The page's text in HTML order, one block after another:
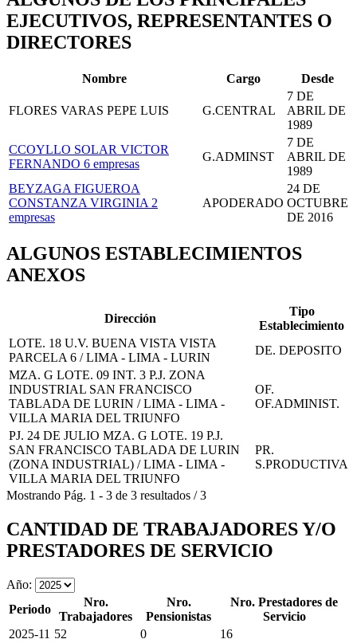
EJECUTIVOS, REPRESENTANTES O
DIRECTORES
Nombre Cargo Desde
FLORES VARAS PEPE LUIS G.CENTRAL
7 DE
ABRIL DE
1989
CCOYLLO SOLAR VICTOR
FERNANDO 6 empresas
G.ADMINST
7 DE
ABRIL DE
1989
BEYZAGA FIGUEROA
CONSTANZA VIRGINIA 2
empresas
APODERADO
24 DE
OCTUBRE
DE 2016
ALGUNOS ESTABLECIMIENTOS
ANEXOS
Dirección
Tipo
Establecimiento
LOTE. 18 U.V. BUENA VISTA VISTA
PARCELA 6 / LIMA - LIMA - LURIN
DE. DEPOSITO
MZA. G LOTE. 09 INT. 3 P.J. ZONA
INDUSTRIAL SAN FRANCISCO
TABLADA DE LURIN / LIMA - LIMA -
VILLA MARIA DEL TRIUNFO
OF.
OF.ADMINIST.
PJ. 24 DE JULIO MZA. G LOTE. 19 P.J.
SAN FRANCISCO TABLADA DE LURIN
(ZONA INDUSTRIAL) / LIMA - LIMA -
VILLA MARIA DEL TRIUNFO
PR.
S.PRODUCTIVA
Mostrando Pág. 1 - 3 de 3 resultados /3
CANTIDAD DE TRABAJADORES Y/O
PRESTADORES DE SERVICIO
Año:
Periodo
Nro.
Trabajadores
Nro.
Pensionistas
Nro. Prestadores de
Servicio
2025-11 52 0
16